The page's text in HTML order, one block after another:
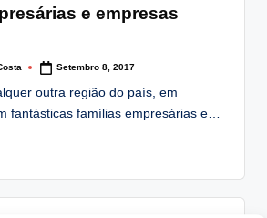
e empresas
Setembro 8, 2017
outra região do país, em
fantásticas famílias empresárias e…